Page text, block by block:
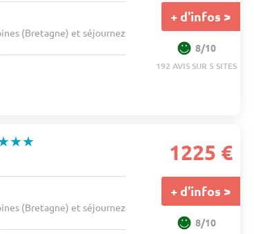
(Bretagne) et séjournez
+ d'infos >
8/10
192 AVIS SUR 5 SITES
(Bretagne) et séjournez
1225 €
+ d'infos >
8/10